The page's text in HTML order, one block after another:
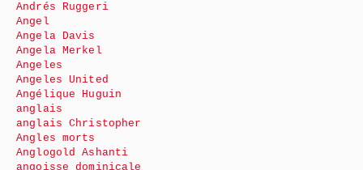
Andrés Ruggeri
Angel
Angela Davis
Angela Merkel
Angeles
Angeles United
Angélique Huguin
anglais
anglais Christopher
Angles morts
Anglogold Ashanti
angoisse dominicale